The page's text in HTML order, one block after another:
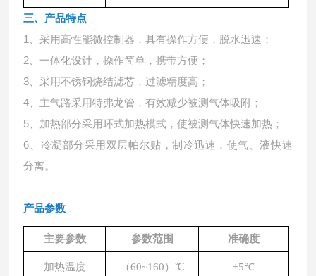
三、产品特点
1、采用高性能微控制器，具有操作方便，脱水迅速；
2、一体化设计，操作简单，携带方便；
3、采用不锈钢烧结滤芯，过滤精度高；
4、主气路采用特弗龙管，有效减少被测气体吸附；
5、加热部分采用环式加热模式，使被测气体快速加热；
6、冷凝部分采用双层帕尔贴，制冷迅速，使气、液快速
分离。
产品参数
主要参数 参数范围 准确度
加热温度 （60~160） ℃ ±5℃